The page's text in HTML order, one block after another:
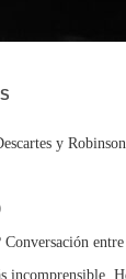
y
Conversación
incomprensible.